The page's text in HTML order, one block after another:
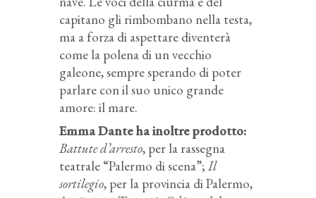
capitano gli rimbombano nella testa,
ma a forza di aspettare diventerà
come la polena di un vecchio
galeone, sempre sperando di poter
parlare con il suo unico grande
amore: il mare.
Emma Dante ha inoltre prodotto:
Battute d’arresto, per la rassegna
teatrale “Palermo di scena”; Il
sortilegio, per la provincia di Palermo,